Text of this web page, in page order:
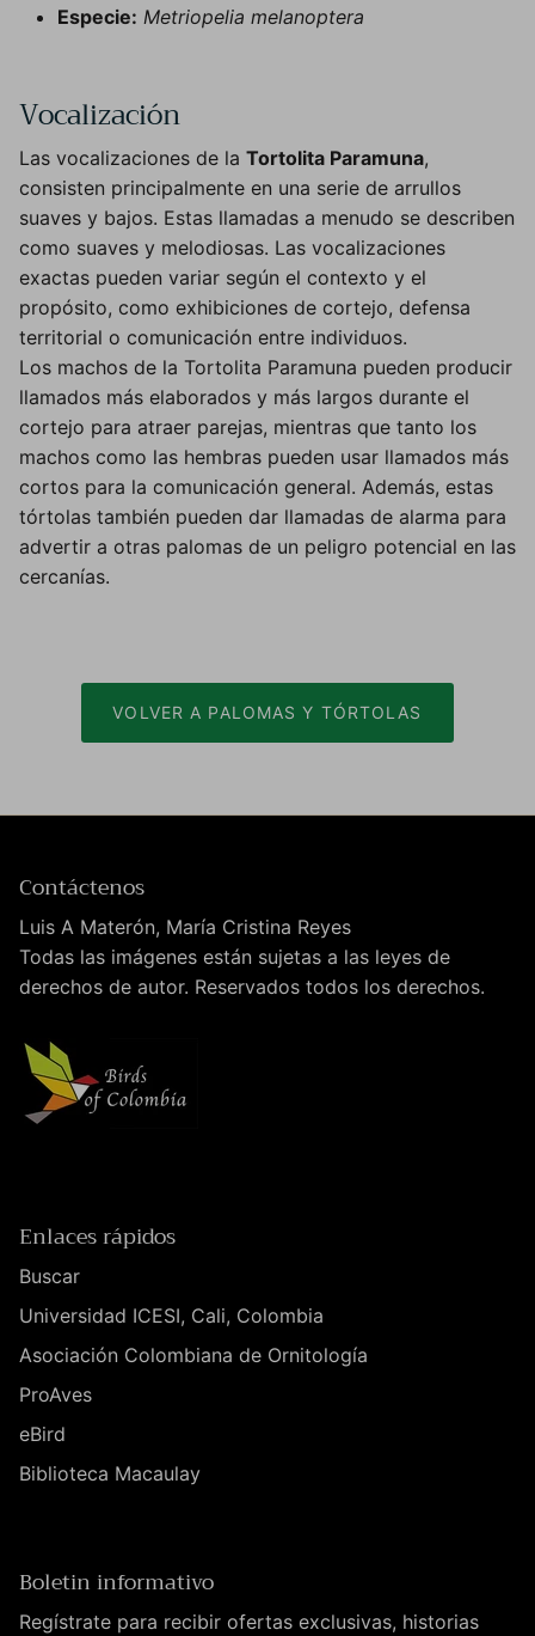
Especie: Metriopelia melanoptera
Vocalización
Las vocalizaciones de la Tortolita Paramuna,
consisten principalmente en una serie de arrullos
suaves y bajos. Estas llamadas a menudo se describen
como suaves y melodiosas. Las vocalizaciones
exactas pueden variar según el contexto y el
propósito, como exhibiciones de cortejo, defensa
territorial o comunicación entre individuos.
Los machos de la Tortolita Paramuna pueden producir
llamados más elaborados y más largos durante el
cortejo para atraer parejas, mientras que tanto los
machos como las hembras pueden usar llamados más
cortos para la comunicación general. Además, estas
tórtolas también pueden dar llamadas de alarma para
advertir a otras palomas de un peligro potencial en las
cercanías.
VOLVER A PALOMAS Y TÓRTOLAS
Contáctenos
Luis A Materón, María Cristina Reyes
Todas las imágenes están sujetas a las leyes de
derechos de autor. Reservados todos los derechos.
Enlaces rápidos
Buscar
Universidad ICESI, Cali, Colombia
Asociación Colombiana de Ornitología
ProAves
eBird
Biblioteca Macaulay
Boletin informativo
Regístrate para recibir ofertas exclusivas, historias